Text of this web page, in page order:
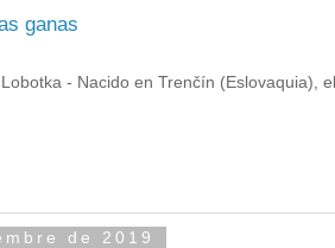
ganas
- Nacido en Trenčín (Eslovaquia),
de 2019